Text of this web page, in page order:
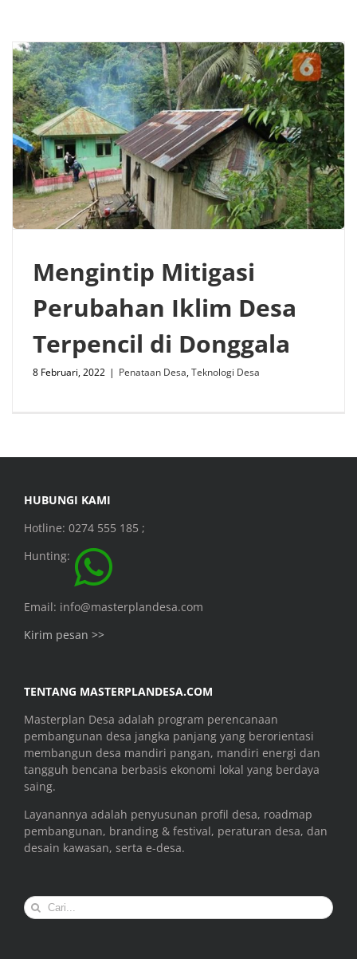
Mengintip Mitigasi
Perubahan Iklim Desa
Terpencil di Donggala
8 Februari, 2022 | Penataan Desa,Teknologi Desa
HUBUNGI KAMI
Hotline: 0274 555 185 ;
Hunting:
Email: info@masterplandesa.com
Kirim pesan >>
TENTANG MASTERPLANDESA.COM
Masterplan Desa adalah program perencanaan
pembangunan desa jangka panjang yang berorientasi
membangun desa mandiri pangan, mandiri energi dan
tangguh bencana berbasis ekonomi lokal yang berdaya
saing.
Layanannya adalah penyusunan profil desa, roadmap
pembangunan, branding & festival, peraturan desa, dan
desain kawasan, serta e-desa.
Search
for: